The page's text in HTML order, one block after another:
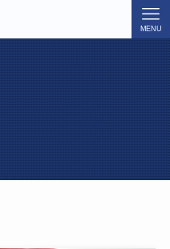
MENU